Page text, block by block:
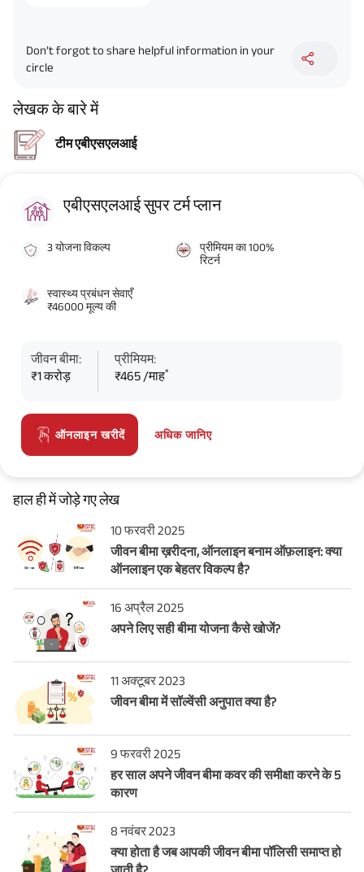
Don’t forgot to share helpful information in your
circle
लेखक के बारे में
टीम एबीएसएलआई
एबीएसएलआई सुपर टर्म प्लान
3 योजना विकल्प
प्रीमियम का 100%
रिटर्न
स्वास्थ्य प्रबंधन सेवाएँ
₹46000 मूल्य की
जीवन बीमा:
₹1 करोड़
प्रीमियम:
₹465 /माह*
ऑनलाइन खरीदें अधिक जानिए
हाल ही में जोड़े गए लेख
10 फरवरी 2025
जीवन बीमा ख़रीदना, ऑनलाइन बनाम ऑफ़लाइन: क्या
ऑनलाइन एक बेहतर विकल्प है?
16 अप्रैल 2025
अपने लिए सही बीमा योजना कैसे खोजें?
11 अक्टूबर 2023
जीवन बीमा में सॉल्वेंसी अनुपात क्या है?
9 फरवरी 2025
हर साल अपने जीवन बीमा कवर की समीक्षा करने के 5
कारण
8 नवंबर 2023
क्या होता है जब आपकी जीवन बीमा पॉलिसी समाप्त हो